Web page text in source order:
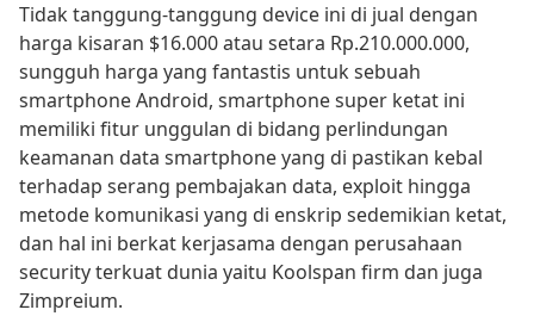
Tidak tanggung-tanggung device ini di jual dengan
harga kisaran $16.000 atau setara Rp.210.000.000,
sungguh harga yang fantastis untuk sebuah
smartphone Android, smartphone super ketat ini
memiliki fitur unggulan di bidang perlindungan
keamanan data smartphone yang di pastikan kebal
terhadap serang pembajakan data, exploit hingga
metode komunikasi yang di enskrip sedemikian ketat,
dan hal ini berkat kerjasama dengan perusahaan
security terkuat dunia yaitu Koolspan firm dan juga
Zimpreium.